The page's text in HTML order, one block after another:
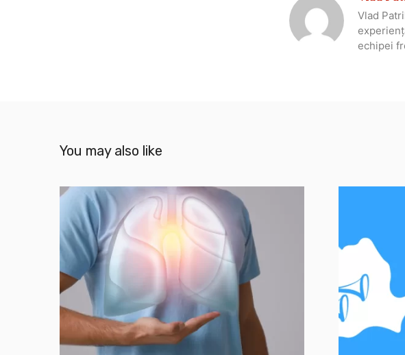
Vlad
echipei
You may also like